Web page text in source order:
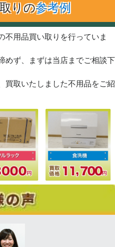
りの参考例
不用品買い取りを行っていま
めず、まずは当店までご相談下
買取いたしました不用品をご紹